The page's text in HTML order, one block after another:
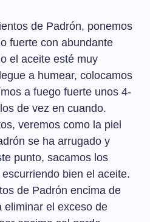
de Padrón, ponemos
fuerte con abundante
el aceite esté muy
a humear, colocamos
a fuego fuerte unos 4-
de vez en cuando.
veremos como la piel
se ha arrugado y
punto, sacamos los
bien el aceite.
de Padrón encima de
eliminar el exceso de